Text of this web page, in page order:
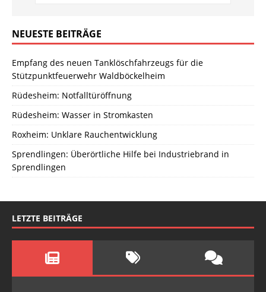
NEUESTE BEITRÄGE
Empfang des neuen Tanklöschfahrzeugs für die
Stützpunktfeuerwehr Waldböckelheim
Rüdesheim: Notfalltüröffnung
Rüdesheim: Wasser in Stromkasten
Roxheim: Unklare Rauchentwicklung
Sprendlingen: Überörtliche Hilfe bei Industriebrand in
Sprendlingen
LETZTE BEITRÄGE